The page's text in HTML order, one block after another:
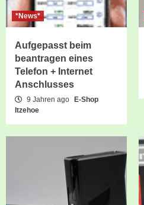
*News*
Aufgepasst beim
beantragen eines
Telefon + Internet
Anschlusses
9 Jahren ago
E-Shop
Itzehoe